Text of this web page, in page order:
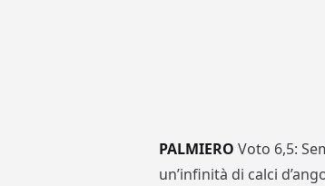
PALMIERO Voto 6,5:
un’infinità di calci